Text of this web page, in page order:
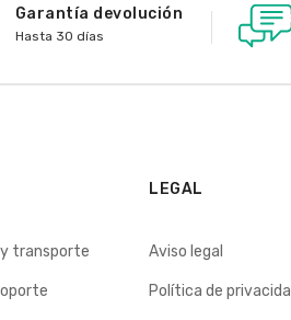
Garantía devolución
Hasta 30 días
transporte
LEGAL
Aviso legal
Política de